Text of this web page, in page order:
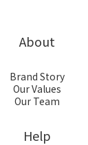
About
Brand Story
Our Values
Our Team
Help